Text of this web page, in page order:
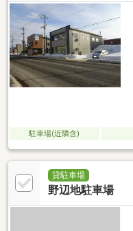
駐車場(近隣含)
貸駐車場
野辺地駐車場